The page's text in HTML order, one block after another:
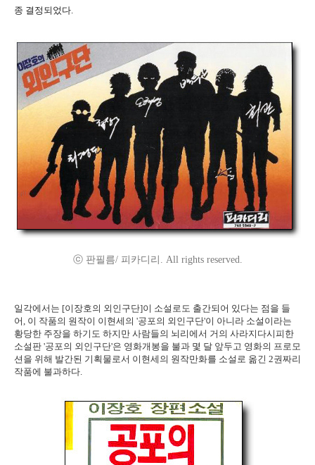
종 결정되었다.
ⓒ 판필름/ 피카디리. All rights reserved.
일각에서는 [이장호의 외인구단]이 소설로도 출간되어 있다는 점을 들
어, 이 작품의 원작이 이현세의 '공포의 외인구단'이 아니라 소설이라는
황당한 주장을 하기도 하지만 사람들의 뇌리에서 거의 사라지다시피한
소설판 '공포의 외인구단'은 영화개봉을 불과 몇 달 앞두고 영화의 프로모
션을 위해 발간된 기획물로서 이현세의 원작만화를 소설로 옮긴 2권짜리
작품에 불과하다.